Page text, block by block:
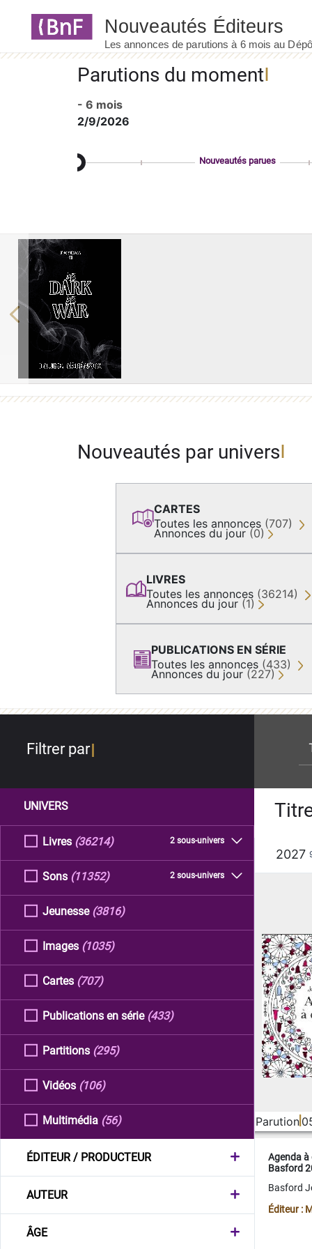
Parutions du moment
- 6 mois
2/9/2026
Nouveautés parues
Previous
Nouveautés par univers
CARTES
Toutes les annonces (707)
Annonces du jour (0)
LIVRES
Toutes les annonces (36214)
Annonces du jour (1)
PUBLICATIONS EN SÉRIE
Toutes les annonces (433)
Annonces du jour (227)
Filtrer par
UNIVERS
Livres 2 sous-univers
(36214)
Sons 2 sous-univers
(11352)
Jeunesse (3816)
Images (1035)
Cartes (707)
Publications en série (433)
Partitions (295)
Vidéos (106)
Multimédia (56)
ÉDITEUR / PRODUCTEUR
AUTEUR
ÂGE
2027
Parution
Agenda
Basford
Basford
Éditeur :